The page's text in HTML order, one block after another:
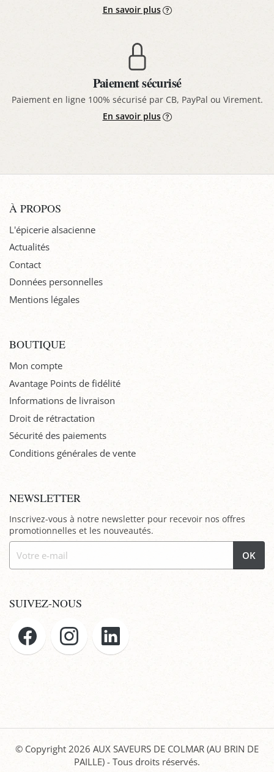
En savoir plus
Paiement sécurisé
Paiement en ligne 100% sécurisé par CB, PayPal ou Virement.
En savoir plus
À PROPOS
L'épicerie alsacienne
Actualités
Contact
Données personnelles
Mentions légales
BOUTIQUE
Mon compte
Avantage Points de fidélité
Informations de livraison
Droit de rétractation
Sécurité des paiements
Conditions générales de vente
NEWSLETTER
Inscrivez-vous à notre newsletter pour recevoir nos offres
promotionnelles et les nouveautés.
OK
SUIVEZ-NOUS
© Copyright 2026 AUX SAVEURS DE COLMAR (AU BRIN DE
PAILLE) - Tous droits réservés.